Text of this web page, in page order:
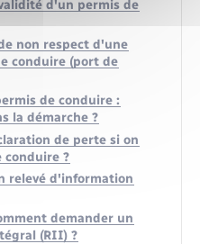
d'un permis de
non respect d'une
conduire (port de
de conduire :
la démarche ?
de perte si on
conduire ?
relevé d'information
demander un
(RII) ?